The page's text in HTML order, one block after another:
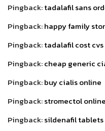
Pingback:tadalafil sans
Pingback:happy family
Pingback:tadalafil cost cvs
Pingback:cheap generic
Pingback:buy cialis online
Pingback:stromectol
Pingback:sildenafil tablets